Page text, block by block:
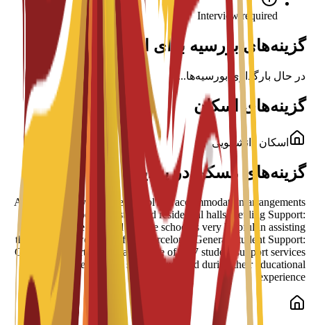
Interview required
گزینه‌های بورسیه برای این برنامه
در حال بارگذاری بورسیه‌ها...
گزینه‌های اسکان
اسکان دانشجویی
گزینه‌های مسکن در پردیس
Arrangement Types: The school has accommodation arrangements
with a number of hostels and residential halls. Settling Support:
Students have reported that the school is very helpful in assisting
them to settle well into life in Barcelona. General Student Support:
Guidance is part of a broader suite of 24/7 student support services
designed to help students succeed during their educational
experience.